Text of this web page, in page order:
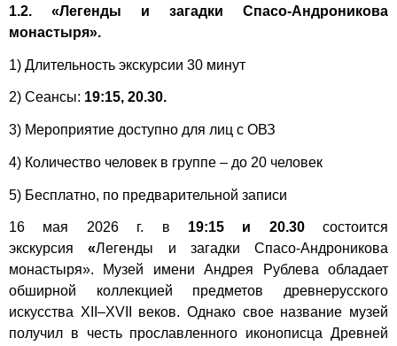
1.2. «Легенды и загадки Спасо-Андроникова
монастыря».
1) Длительность экскурсии 30 минут
2) Сеансы: 19:15, 20.30.
3) Мероприятие доступно для лиц с ОВЗ
4) Количество человек в группе – до 20 человек
5) Бесплатно, по предварительной записи
16 мая 2026 г. в 19:15 и 20.30состоится
экскурсия«Легенды и загадки Спасо-Андроникова
монастыря». Музей имени Андрея Рублева обладает
обширной коллекцией предметов древнерусского
искусства XII–XVII веков. Однако свое название музей
получил в честь прославленного иконописца Древней